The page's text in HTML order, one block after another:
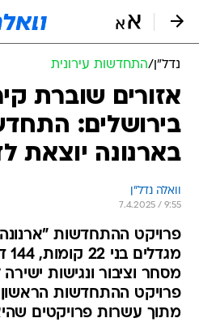
נדל״ן/התחדשות עירונית
אזורים שוברת
בירושלים:
בארנונה יוצאת
וואלה נדל"ן
7.4.2025 / 9:55
פרויקט ההתחדשות "ארנונה
מסחר וציבור ונגישות
פרויקט ההתחדשות
מתוך עשרות פרויקטים